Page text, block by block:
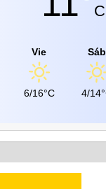
C
Vie
6/16°C
Sáb
4/